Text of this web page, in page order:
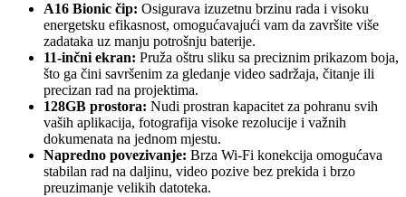
A16 Bionic čip: Osigurava izuzetnu brzinu rada i visoku
energetsku efikasnost, omogućavajući vam da završite više
zadataka uz manju potrošnju baterije.
11-inčni ekran: Pruža oštru sliku sa preciznim prikazom boja,
što ga čini savršenim za gledanje video sadržaja, čitanje ili
precizan rad na projektima.
128GB prostora: Nudi prostran kapacitet za pohranu svih
vaših aplikacija, fotografija visoke rezolucije i važnih
dokumenata na jednom mjestu.
Napredno povezivanje: Brza Wi-Fi konekcija omogućava
stabilan rad na daljinu, video pozive bez prekida i brzo
preuzimanje velikih datoteka.